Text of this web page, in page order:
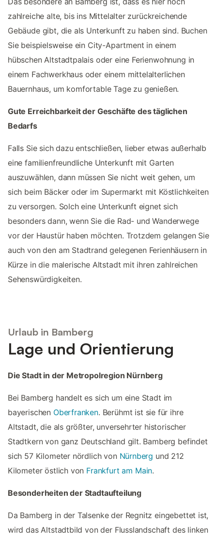
zahlreiche alte, bis ins Mittelalter zurückreichende
Gebäude gibt, die als Unterkunft zu haben sind. Buchen
Sie beispielsweise ein City-Apartment in einem
hübschen Altstadtpalais oder eine Ferienwohnung in
einem Fachwerkhaus oder einem mittelalterlichen
Bauernhaus, um komfortable Tage zu genießen.
Gute Erreichbarkeit der Geschäfte des täglichen
Bedarfs
Falls Sie sich dazu entschließen, lieber etwas außerhalb
eine familienfreundliche Unterkunft mit Garten
auszuwählen, dann müssen Sie nicht weit gehen, um
sich beim Bäcker oder im Supermarkt mit Köstlichkeiten
zu versorgen. Solch eine Unterkunft eignet sich
besonders dann, wenn Sie die Rad- und Wanderwege
vor der Haustür haben möchten. Trotzdem gelangen Sie
auch von den am Stadtrand gelegenen Ferienhäusern in
Kürze in die malerische Altstadt mit ihren zahlreichen
Sehenswürdigkeiten.
Urlaub in Bamberg
Lage und Orientierung
Die Stadt in der Metropolregion Nürnberg
Bei Bamberg handelt es sich um eine Stadt im
bayerischen Oberfranken. Berühmt ist sie für ihre
Altstadt, die als größter, unversehrter historischer
Stadtkern von ganz Deutschland gilt. Bamberg befindet
sich 57 Kilometer nördlich von Nürnberg und 212
Kilometer östlich von Frankfurt am Main.
Besonderheiten der Stadtaufteilung
Da Bamberg in der Talsenke der Regnitz eingebettet ist,
wird das Altstadtbild von der Flusslandschaft des linken